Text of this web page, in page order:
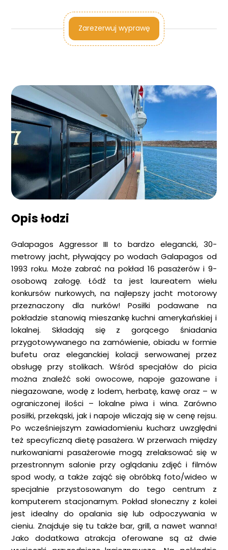
Zarezerwuj wyprawę
Opis łodzi
Galapagos Aggressor III to bardzo elegancki, 30-
metrowy jacht, pływający po wodach Galapagos od
1993 roku. Może zabrać na pokład 16 pasażerów i 9-
osobową załogę. Łódź ta jest laureatem wielu
konkursów nurkowych, na najlepszy jacht motorowy
przeznaczony dla nurków! Posiłki podawane na
pokładzie stanowią mieszankę kuchni amerykańskiej i
lokalnej. Składają się z gorącego śniadania
przygotowywanego na zamówienie, obiadu w formie
bufetu oraz eleganckiej kolacji serwowanej przez
obsługę przy stolikach. Wśród specjałów do picia
można znaleźć soki owocowe, napoje gazowane i
niegazowane, wodę z lodem, herbatę, kawę oraz – w
ograniczonej ilości – lokalne piwa i wina. Zarówno
posiłki, przekąski, jak i napoje wliczają się w cenę rejsu.
Po wcześniejszym zawiadomieniu kucharz uwzględni
też specyficzną dietę pasażera. W przerwach między
nurkowaniami pasażerowie mogą zrelaksować się w
przestronnym salonie przy oglądaniu zdjęć i filmów
spod wody, a także zająć się obróbką foto/wideo w
specjalnie przystosowanym do tego centrum z
komputerem stacjonarnym. Pokład słoneczny z kolei
jest idealny do opalania się lub odpoczywania w
cieniu. Znajduje się tu także bar, grill, a nawet wanna!
Jako dodatkowa atrakcja oferowane są aż dwie